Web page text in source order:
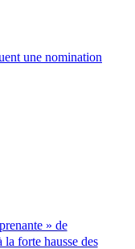
une nomination
» de
forte hausse des